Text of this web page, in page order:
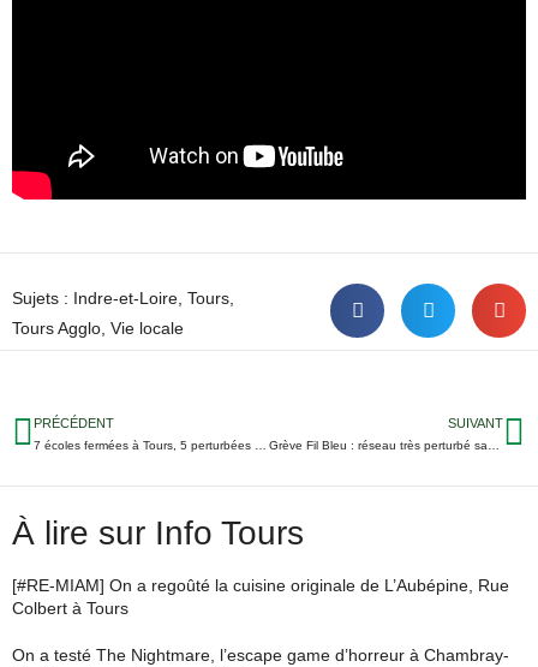
Sujets : Indre-et-Loire, Tours,
Tours Agglo, Vie locale
PRÉCÉDENT
7 écoles fermées à Tours, 5 perturbées à Joué : la grève des profs se poursuit vendredi 6 décembre
SUIVANT
Grève Fil Bleu : réseau très perturbé samedi 7 décembre, aucun tram avant 13h
À lire sur Info Tours
[#RE-MIAM] On a regoûté la cuisine originale de L’Aubépine, Rue
Colbert à Tours
On a testé The Nightmare, l’escape game d’horreur à Chambray-